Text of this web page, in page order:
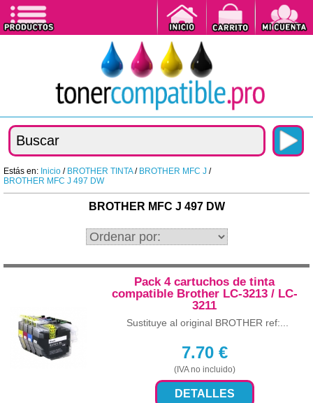
Estás en: Inicio / BROTHER TINTA/ BROTHER MFC J /
BROTHER MFC J 497 DW
BROTHER MFC J 497 DW
Pack 4 cartuchos de tinta
compatible Brother LC-3213 / LC-
3211
Sustituye al original BROTHER ref:...
7.70€
(IVA no incluido)
DETALLES